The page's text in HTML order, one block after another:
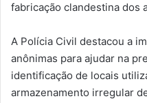
fabricação clandestina dos
A Polícia Civil destacou a
anônimas para ajudar na
identificação de locais
armazenamento irregular